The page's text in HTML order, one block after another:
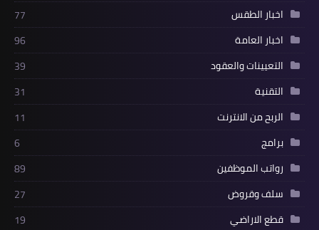
اخبار الطقس
77
اخبار العامة
96
التعيينات والعقود
39
التقنية
31
الربح من الانترنت
11
برامج
6
رواتب الموظفين
89
سلف وقروض
27
قطع الاراضي
19